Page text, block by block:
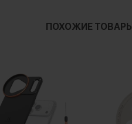
ПОХОЖИЕ ТОВАРЫ